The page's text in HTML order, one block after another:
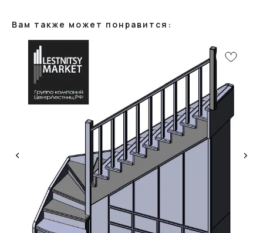
Вам также может понравится:
Опытные специалисты помогут Вам с дизайном
проекта, подберут нужные материалы и крепежи
КОНСУЛЬТАЦИЯ
Мы ответим на все вопросы, поможем с планировкой,
бюджетом и организацией вашего проекта
УСТАНОВКА
Мы предоставляем полную установку и сборку
лестницы с доставкой и гарантией на продукт